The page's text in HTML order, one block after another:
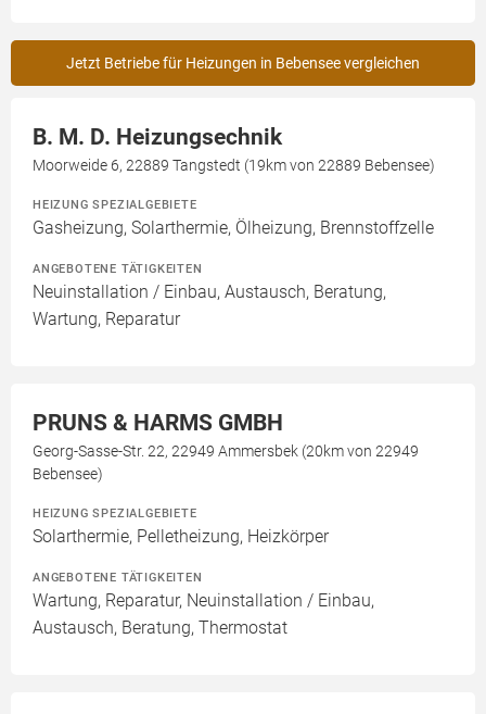
Jetzt Betriebe für Heizungen in Bebensee vergleichen
B. M. D. Heizungsechnik
Moorweide 6, 22889 Tangstedt (19km von 22889 Bebensee)
HEIZUNG SPEZIALGEBIETE
Gasheizung, Solarthermie, Ölheizung, Brennstoffzelle
ANGEBOTENE TÄTIGKEITEN
Neuinstallation / Einbau, Austausch, Beratung,
Wartung, Reparatur
PRUNS & HARMS GMBH
Georg-Sasse-Str. 22, 22949 Ammersbek (20km von 22949
Bebensee)
HEIZUNG SPEZIALGEBIETE
Solarthermie, Pelletheizung, Heizkörper
ANGEBOTENE TÄTIGKEITEN
Wartung, Reparatur, Neuinstallation / Einbau,
Austausch, Beratung, Thermostat